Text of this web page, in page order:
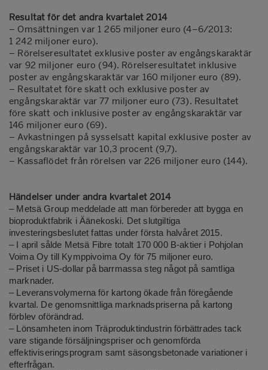
Resultat för det andra kvartalet 2014
– Omsättningen var 1 265 miljoner euro (4–6/2013:
1 242 miljoner euro).
– Rörelseresultatet exklusive poster av engångskaraktär
var 92 miljoner euro (94). Rörelseresultatet inklusive
poster av engångskaraktär var 160 miljoner euro (89).
– Resultatet före skatt och exklusive poster av
engångskaraktär var 77 miljoner euro (73). Resultatet
före skatt och inklusive poster av engångskaraktär var
146 miljoner euro (69).
– Avkastningen på sysselsatt kapital exklusive poster av
engångskaraktär var 10,3 procent (9,7).
– Kassaflödet från rörelsen var 226 miljoner euro (144).
Händelser under andra kvartalet 2014
– Metsä Group meddelade att man förbereder att bygga en
bioproduktfabrik i Äänekoski. Det slutgiltiga
investeringsbeslutet fattas under första halvåret 2015.
– I april sålde Metsä Fibre totalt 170 000 B-aktier i Pohjolan
Voima Oy till Kymppivoima Oy för 75 miljoner euro.
– Priset i US-dollar på barrmassa steg något på samtliga
marknader.
– Leveransvolymerna för kartong ökade från föregående
kvartal. De genomsnittliga marknadspriserna på kartong
förblev oförändrad.
– Lönsamheten inom Träproduktindustrin förbättrades tack
vare stigande försäljningspriser och genomförda
effektiviseringsprogram samt säsongsbetonade variationer i
efterfrågan.